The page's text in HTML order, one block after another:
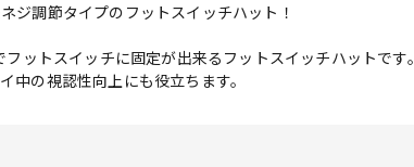
ジ調節タイプのフットスイッチハット！
ットスイッチに固定が出来るフットスイッチハットです。
中の視認性向上にも役立ちます。